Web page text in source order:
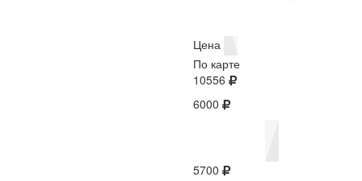
Цена
По карте
10556
6000
5700